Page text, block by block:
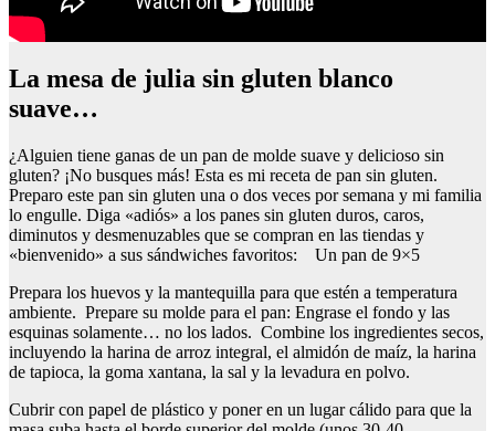
La mesa de julia sin gluten blanco
suave…
¿Alguien tiene ganas de un pan de molde suave y delicioso sin
gluten? ¡No busques más! Esta es mi receta de pan sin gluten.
Preparo este pan sin gluten una o dos veces por semana y mi familia
lo engulle. Diga «adiós» a los panes sin gluten duros, caros,
diminutos y desmenuzables que se compran en las tiendas y
«bienvenido» a sus sándwiches favoritos: Un pan de 9×5
Prepara los huevos y la mantequilla para que estén a temperatura
ambiente. Prepare su molde para el pan: Engrase el fondo y las
esquinas solamente… no los lados. Combine los ingredientes secos,
incluyendo la harina de arroz integral, el almidón de maíz, la harina
de tapioca, la goma xantana, la sal y la levadura en polvo.
Cubrir con papel de plástico y poner en un lugar cálido para que la